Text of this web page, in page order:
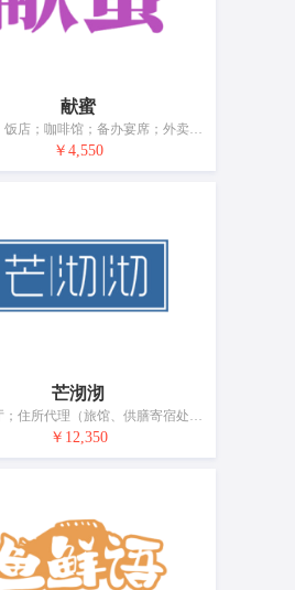
献蜜
拉面馆；饭店；咖啡馆；备办宴席；外卖餐馆；快餐馆；餐馆；果汁吧；自助餐厅；餐厅；会议室出租；养老院；托儿所服务
￥4,550
芒沏沏
自助餐厅；住所代理（旅馆、供膳寄宿处）；快餐馆；饭店；旅馆预订；咖啡馆；茶馆；酒吧服务；餐馆；提供野营场地设施
￥12,350